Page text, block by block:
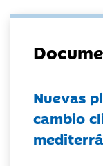
Nuevas
cambio